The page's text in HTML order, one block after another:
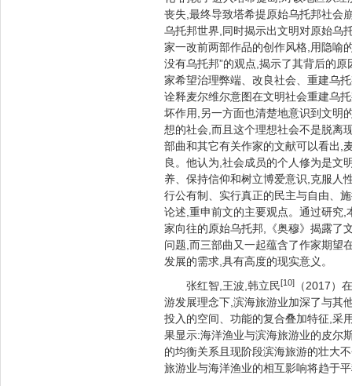
丧失,最终导致塔希提原始乌托邦社会
乌托邦世界,同时揭示出文明对原始乌
家一改前两部作品的创作风格,用隐喻
没有乌托邦”的观点,揭示了其背后的
家希望治理弊端、改良社会、重建乌
诠释麦尔维尔意图在文明社会重建乌
坏作用,另一方面也清楚地意识到文明
想的社会,而且这个理想社会不是脱离
部曲和其它有关作家的文献可以看出,
良。他认为,社会成员的个人修为是文
养、保持信仰和树立博爱意识,克服人
行公有制、实行真正的民主与自由、
论述,重申前文的主要观点。通过研究
家向往的原始乌托邦,《奥穆》揭露了
问题,而三部曲又一起蕴含了作家期望
发展的需求,具有高度的现实意义。
张红智,王波,韩立民[10]
（2017）
游发展理念下,滨海旅游业加深了与其
投入的空间、功能的复合叠加特征,采
果显示:海洋渔业与滨海旅游业的皮尔
的均衡关系且现阶段滨海旅游的壮大
旅游业与海洋渔业的相互影响将趋于